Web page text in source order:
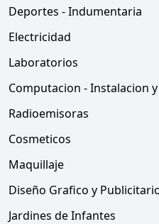
Deportes - Indumentaria
Electricidad
Laboratorios
Computacion - Instalacion
Radioemisoras
Cosmeticos
Maquillaje
Diseño Grafico y
Jardines de Infantes